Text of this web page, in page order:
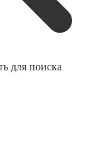
для поиска